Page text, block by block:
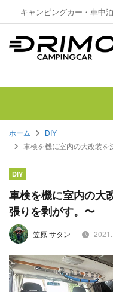
キャンピングカー・車中
ホーム
DIY
車検を機に室内の大改装を
DIY
車検を機に室内の大
張りを剥がす。〜
笠原 サタン